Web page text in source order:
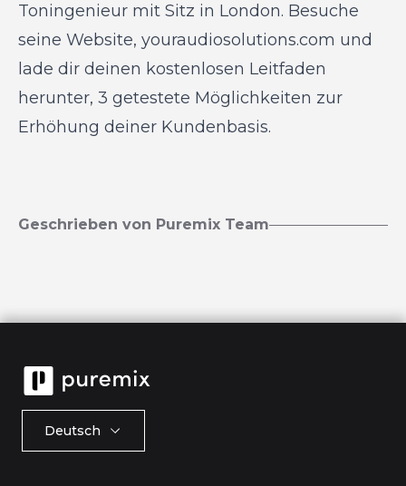
Toningenieur mit Sitz in London. Besuche
seine Website, youraudiosolutions.com und
lade dir deinen kostenlosen Leitfaden
herunter, 3 getestete Möglichkeiten zur
Erhöhung deiner Kundenbasis.
Geschrieben von Puremix Team
Deutsch